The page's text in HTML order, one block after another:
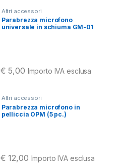
Altri accessori
Parabrezza microfono
universale in schiuma GM-01
€ 5,00 Importo IVA esclusa
Questo prodotto ha più varianti. Le
Altri accessori
Parabrezza microfono in
pelliccia OPM (5 pc.)
€ 12,00 Importo IVA esclusa
Questo prodotto ha più varianti. Le